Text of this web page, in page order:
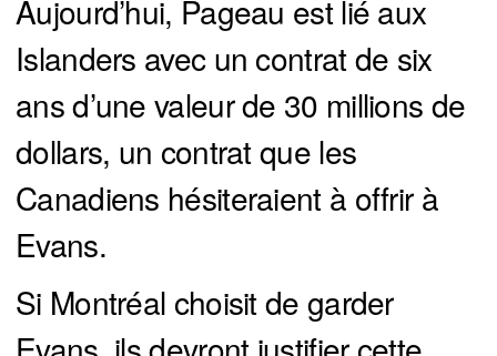
Aujourd’hui, Pageau est lié aux
Islanders avec un contrat de six
ans d’une valeur de 30 millions de
dollars, un contrat que les
Canadiens hésiteraient à offrir à
Evans.
Si Montréal choisit de garder